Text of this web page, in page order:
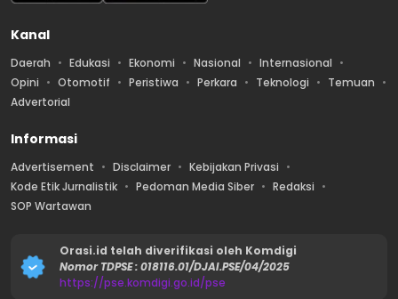
Kanal
Daerah Edukasi Ekonomi Nasional
Internasional
Opini
Otomotif Peristiwa Perkara Teknologi
Temuan
Advertorial
Informasi
Advertisement Disclaimer
Kebijakan Privasi
Kode Etik Jurnalistik
Pedoman Media Siber
Redaksi
SOP Wartawan
Orasi.id telah diverifikasi oleh Komdigi
Nomor TDPSE : 018116.01/DJAI.PSE/04/2025
https://pse.komdigi.go.id/pse